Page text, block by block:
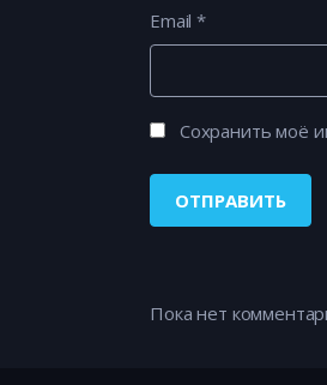
Email*
Сохранить моё
Пока нет